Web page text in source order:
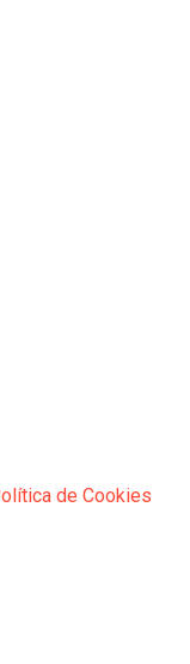
de Cookies